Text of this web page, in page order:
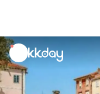
unread
notifications